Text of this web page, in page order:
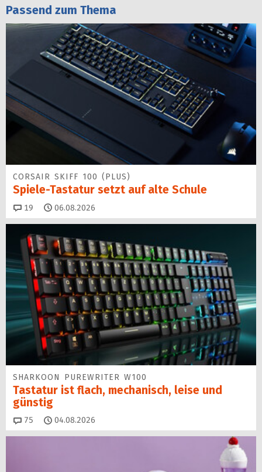
Passend zum Thema
CORSAIR SKIFF 100 (PLUS)
Spiele-Tastatur setzt auf alte Schule
19 Kommentare
06.08.2026
SHARKOON PUREWRITER W100
Tastatur ist flach, mechanisch, leise und
günstig
75 Kommentare
04.08.2026